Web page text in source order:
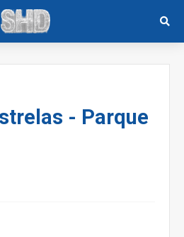
- Parque